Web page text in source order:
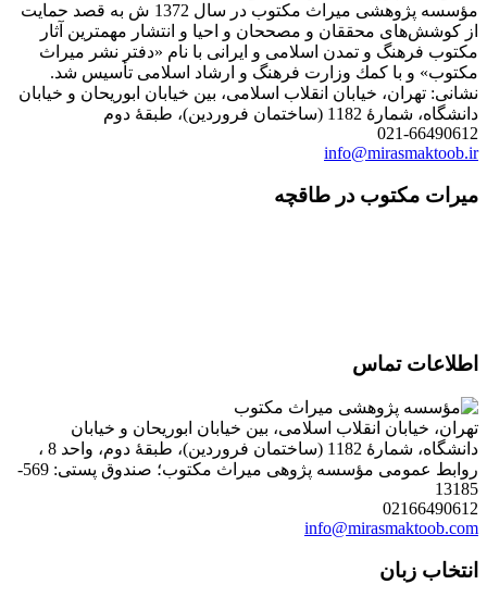
مؤسسه پژوهشی میراث مكتوب در سال 1372 ش به قصد حمایت
از كوشش‌های محققان و مصححان و احیا و انتشار مهمترین آثار
مكتوب فرهنگ و تمدن اسلامی و ایرانی با نام «دفتر نشر میراث
مكتوب» و با كمك وزارت فرهنگ و ارشاد اسلامی تأسیس شد.
نشانی: تهران، خیابان انقلاب اسلامی، بین خیابان ابوریحان و خیابان
دانشگاه، شمارۀ 1182 (ساختمان فروردین)، طبقۀ دوم
021-66490612
info@mirasmaktoob.ir
میرات مکتوب در طاقچه
اطلاعات تماس
تهران، خیابان انقلاب اسلامی، بین خیابان ابوریحان و خیابان
دانشگاه، شمارۀ 1182 (ساختمان فروردین)، طبقۀ دوم، واحد 8 ،
روابط عمومی مؤسسه پژوهی میراث مکتوب؛ صندوق پستی: 569-
13185
02166490612
info@mirasmaktoob.com
انتخاب زبان